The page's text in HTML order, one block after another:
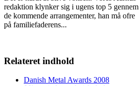
redaktion klynker sig i ugens top 5 gennem
de kommende arrangementer, han må ofre
på familiefaderens...
Relateret indhold
Danish Metal Awards 2008